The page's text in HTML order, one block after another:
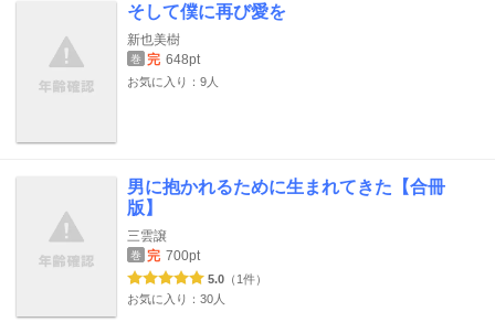
そして僕に再び愛を
新也美樹
巻 完 648pt
お気に入り：9人
男に抱かれるために生まれてきた【合冊
版】
三雲譲
巻 完 700pt
5.0 （1件）
お気に入り：30人